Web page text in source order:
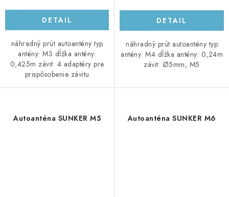
DETAIL
náhradný prút autoantény typ
antény: M3 dĺžka antény:
0,425m závit: 4 adaptéry pre
prispôsobenie závitu
DETAIL
náhradný prút autoantény typ
antény: M4 dĺžka antény: 0,24m
závit: Ø5mm, M5
Autoanténa SUNKER M5 Autoanténa SUNKER M6